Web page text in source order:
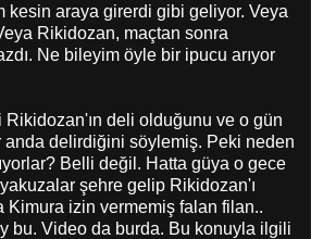
kesin araya girerdi gibi geliyor. Veya
Rikidozan, maçtan sonra
Ne bileyim öyle bir ipucu arıyor
deli olduğunu ve o gün
anda delirdiğini söylemiş. Peki neden
Belli değil. Hatta güya o gece
şehre gelip Rikidozan'ı
Kimura izin vermemiş falan filan..
bu. Video da burda. Bu konuyla ilgili